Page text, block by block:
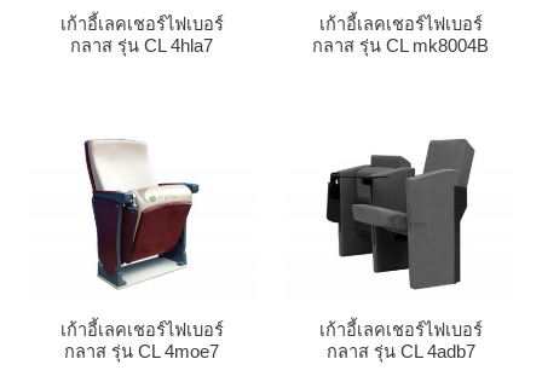
เก้าอี้เลคเชอร์ไฟเบอร์
กลาส รุ่น CL 4hla7
เก้าอี้เลคเชอร์ไฟเบอร์
กลาส รุ่น CL mk8004B
เก้าอี้เลคเชอร์ไฟเบอร์
กลาส รุ่น CL 4moe7
เก้าอี้เลคเชอร์ไฟเบอร์
กลาส รุ่น CL 4adb7